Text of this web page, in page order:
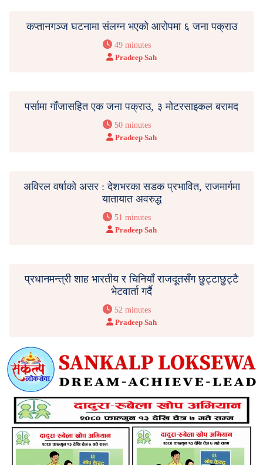
कप्तानगञ्ज घटनामा संलग्न भएको आरोपमा ६ जना पक्राउ
49 minutes
Pradeep Sah
पर्सामा गाँजासहित एक जना पक्राउ, ३ मोटरसाइकल बरामद
50 minutes
Pradeep Sah
अविरल वर्षाको असर : देशभरका सडक प्रभावित, राजमार्गमा
यातायात अवरुद्ध
51 minutes
Pradeep Sah
प्रधानमन्त्री शाह भारतीय र चिनियाँ राजदूतसँग छुट्टाछुट्टै
भेटवार्ता गर्दै
52 minutes
Pradeep Sah